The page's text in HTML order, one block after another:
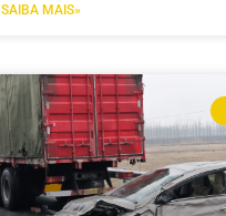
SAIBA MAIS»